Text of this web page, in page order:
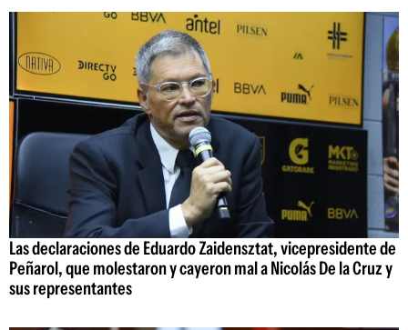
Las declaraciones de Eduardo Zaidensztat, vicepresidente de
Peñarol, que molestaron y cayeron mal a Nicolás De la Cruz y
sus representantes